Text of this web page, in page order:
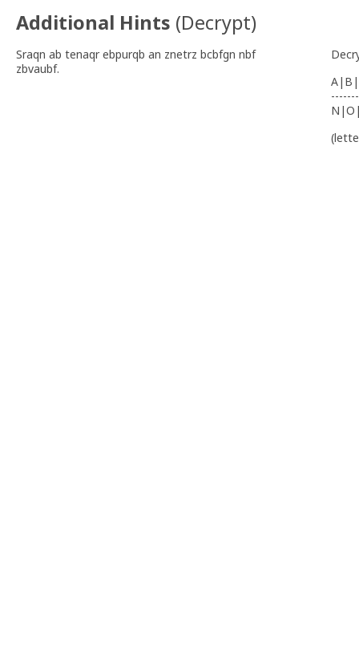
Additional Hints (Decrypt)
Sraqn ab tenaqr ebpurqb an znetrz bcbfgn nbf
zbvaubf.